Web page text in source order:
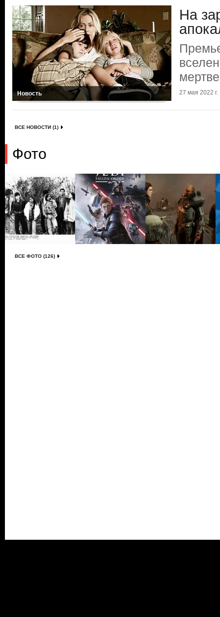
Новость
На
27 мая 2022 г.
ВСЕ НОВОСТИ (1)
Фото
ВСЕ ФОТО (126)